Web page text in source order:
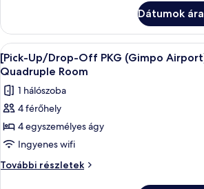
Way)]
Standard
Triple
Standard
Triple
további
részletei
Dátumok
A
következő
szoba
összes
képének
megtekintése:
[Pick-
Up/Drop-
Prémium
3
[Pick-Up/Drop-Off PKG (Gimpo
Quadruple Room
1 hálószoba
4 férőhely
4 egyszemélyes ágy
Ingyenes wifi
További részletek
[Pick-